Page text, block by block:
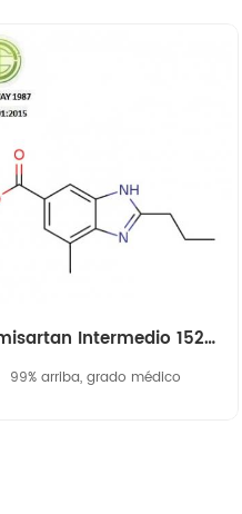
Telmisartan Intermedio 152628-03-0
99% arriba, grado médico